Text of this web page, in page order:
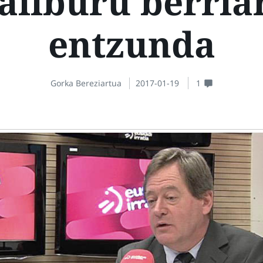
entzunda
Gorka Bereziartua 2017-01-19 1